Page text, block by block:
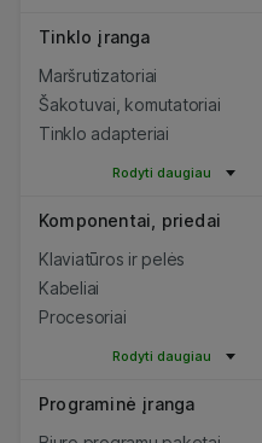
Tinklo įranga
Maršrutizatoriai
Šakotuvai, komutatoriai
Tinklo adapteriai
Rodyti daugiau
Komponentai, priedai
Klaviatūros ir pelės
Kabeliai
Procesoriai
Rodyti daugiau
Programinė įranga